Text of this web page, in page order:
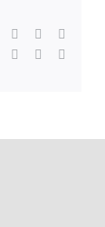
Reddit LinkedInWhatsApp
Pinterest